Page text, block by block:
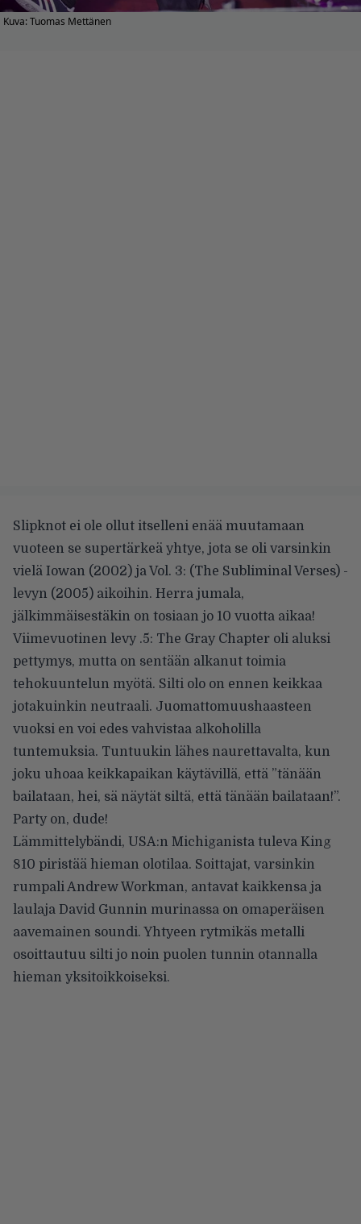
Kuva: Tuomas Mettänen
Slipknot ei ole ollut itselleni enää muutamaan
vuoteen se supertärkeä yhtye, jota se oli varsinkin
vielä Iowan (2002) ja Vol. 3: (The Subliminal Verses) -
levyn (2005) aikoihin. Herra jumala,
jälkimmäisestäkin on tosiaan jo 10 vuotta aikaa!
Viimevuotinen levy .5: The Gray Chapter oli aluksi
pettymys, mutta on sentään alkanut toimia
tehokuuntelun myötä. Silti olo on ennen keikkaa
jotakuinkin neutraali. Juomattomuushaasteen
vuoksi en voi edes vahvistaa alkoholilla
tuntemuksia. Tuntuukin lähes naurettavalta, kun
joku uhoaa keikkapaikan käytävillä, että ”tänään
bailataan, hei, sä näytät siltä, että tänään bailataan!”.
Party on, dude!
Lämmittelybändi, USA:n Michiganista tuleva King
810 piristää hieman olotilaa. Soittajat, varsinkin
rumpali Andrew Workman, antavat kaikkensa ja
laulaja David Gunnin murinassa on omaperäisen
aavemainen soundi. Yhtyeen rytmikäs metalli
osoittautuu silti jo noin puolen tunnin otannalla
hieman yksitoikkoiseksi.